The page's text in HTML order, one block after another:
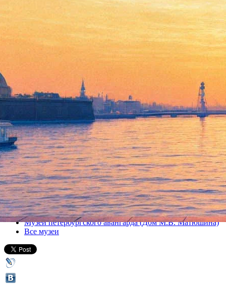
Лирический супрематизм
14 октября 2011, пятница-06 декабря 2011, вторник
Версия для печати
Все выставки
Музей петербургского авангарда (Дом М.В. Матюшина)
Все музеи